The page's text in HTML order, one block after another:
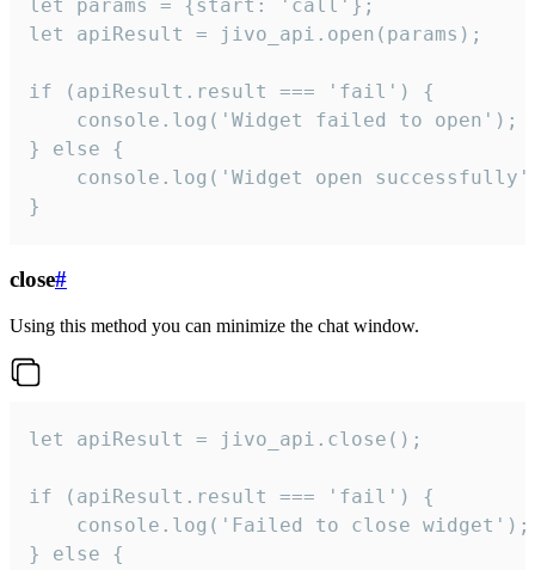
let params = {start: 'call'};
let apiResult = jivo_api.open(params);
if (apiResult.result === 'fail') {
    console.log('Widget failed to open');
} else {
console.log('Widget open
}
close#
Using this method you can minimize the chat window.
let apiResult = jivo_api.close();
if (apiResult.result === 'fail') {
    console.log('Failed to close widget');
} else {